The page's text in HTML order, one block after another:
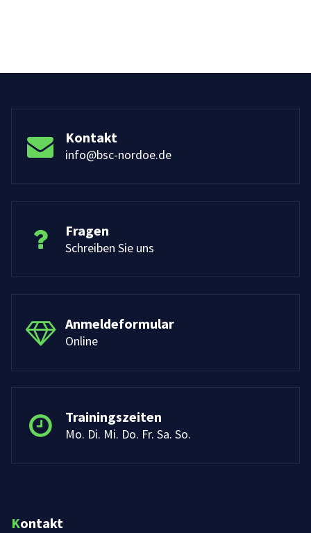
Kontakt
info@bsc-nordoe.de
Fragen
Schreiben Sie uns
Anmeldeformular
Online
Trainingszeiten
Mo. Di. Mi. Do. Fr. Sa. So.
Kontakt